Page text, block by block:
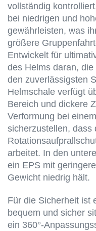
vollständig
bei niedrigen und
gewährleisten, was
größere
Entwickelt für
des Helms daran,
den zuverlässigsten
Helmschale verfügt
Bereich und dickere
Verformung bei
sicherzustellen, dass
arbeitet. In den
ein EPS mit
Gewicht niedrig hält.
Für die Sicherheit ist
bequem und sicher
ein 360°-